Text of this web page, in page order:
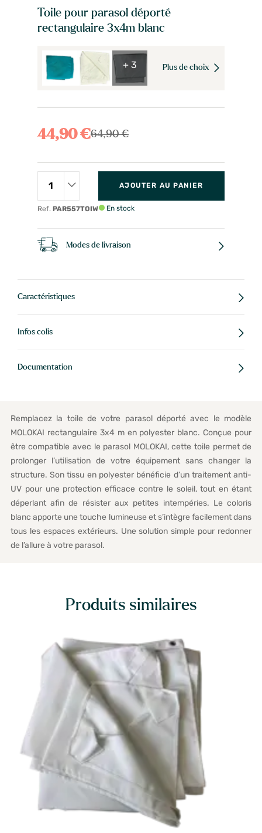
Toile pour parasol déporté
rectangulaire 3x4m blanc
+ 3 Plus de choix
44,90 €64,90 €
Ref. PAR557TOIW
AJOUTER AU PANIER
En stock
Modes de livraison
Caractéristiques
Infos colis
Documentation
Remplacez la toile de votre parasol déporté avec le modèle
MOLOKAI rectangulaire 3x4 m en polyester blanc. Conçue pour
être compatible avec le parasol MOLOKAI, cette toile permet de
prolonger l’utilisation de votre équipement sans changer la
structure. Son tissu en polyester bénéficie d’un traitement anti-
UV pour une protection efficace contre le soleil, tout en étant
déperlant afin de résister aux petites intempéries. Le coloris
blanc apporte une touche lumineuse et s’intègre facilement dans
tous les espaces extérieurs. Une solution simple pour redonner
de l’allure à votre parasol.
Produits similaires